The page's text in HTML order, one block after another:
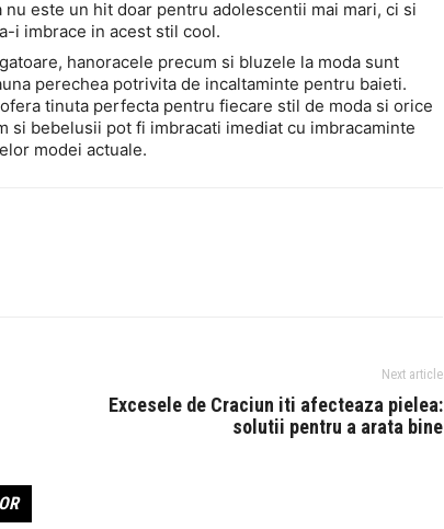
este un hit doar pentru adolescentii mai mari, ci si
i imbrace in acest stil cool.
hanoracele precum si bluzele la moda sunt
perechea potrivita de incaltaminte pentru baieti.
tinuta perfecta pentru fiecare stil de moda si orice
si bebelusii pot fi imbracati imediat cu imbracaminte
modei actuale.
Next article
Excesele de Craciun iti afecteaza pielea:
solutii pentru a arata bine